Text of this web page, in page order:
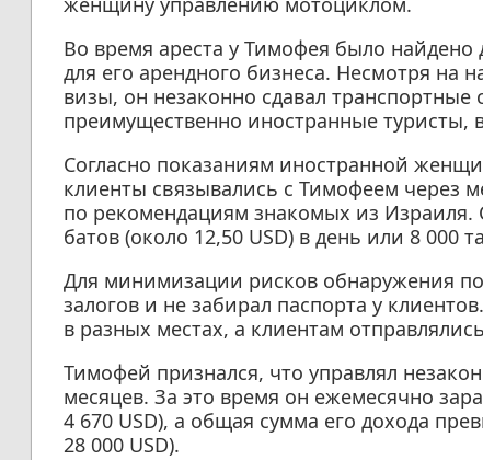
Во время ареста у Тимофея было
для его арендного бизнеса. Несмотря на
визы, он незаконно сдавал транспортные
преимущественно иностранные туристы,
Согласно показаниям иностранной
клиенты связывались с Тимофеем через
по рекомендациям знакомых из Израиля.
батов (около 12,50 USD) в день или 8 000
Для минимизации рисков обнаружения
залогов и не забирал паспорта у
в разных местах, а клиентам
Тимофей признался, что управлял
месяцев. За это время он ежемесячно
4 670 USD), а общая сумма его дохода
28 000 USD).